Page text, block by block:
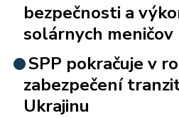
bezpečnosti a
solárnych meničov
SPP pokračuje v
zabezpečení
Ukrajinu